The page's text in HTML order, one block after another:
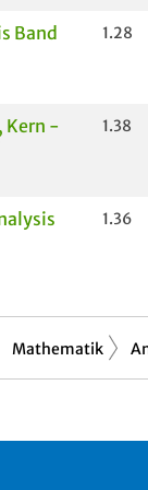
Band
1.28
Kern -
1.38
1.36
Mathematik